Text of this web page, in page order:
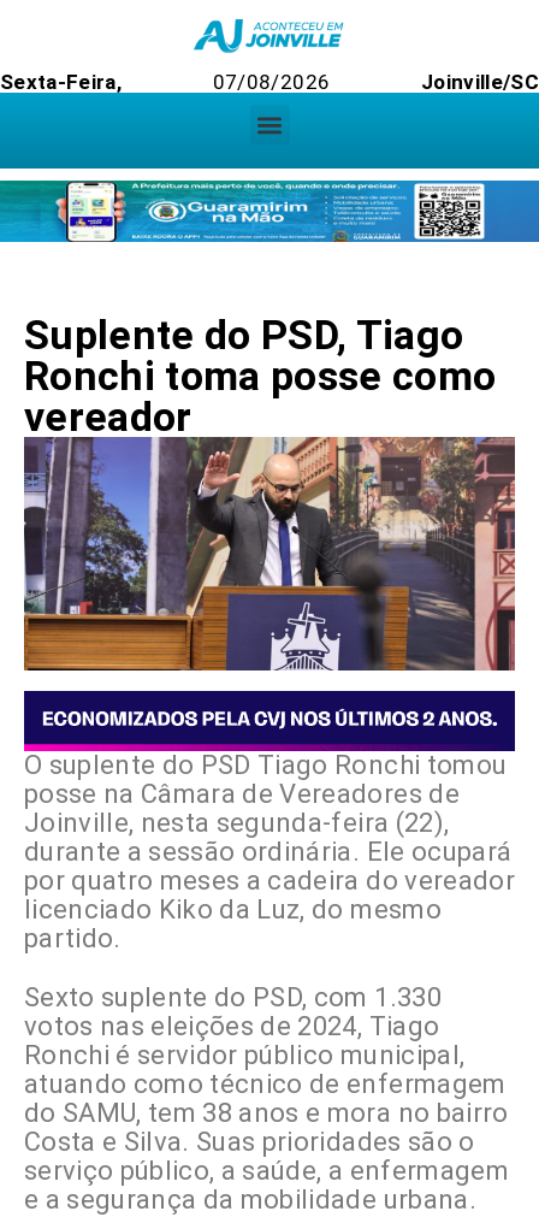
Sexta-Feira, 07/08/2026 Joinville/SC
Suplente do PSD, Tiago
Ronchi toma posse como
vereador
O suplente do PSD Tiago Ronchi tomou
posse na Câmara de Vereadores de
Joinville, nesta segunda-feira (22),
durante a sessão ordinária. Ele ocupará
por quatro meses a cadeira do vereador
licenciado Kiko da Luz, do mesmo
partido.
Sexto suplente do PSD, com 1.330
votos nas eleições de 2024, Tiago
Ronchi é servidor público municipal,
atuando como técnico de enfermagem
do SAMU, tem 38 anos e mora no bairro
Costa e Silva. Suas prioridades são o
serviço público, a saúde, a enfermagem
e a segurança da mobilidade urbana.